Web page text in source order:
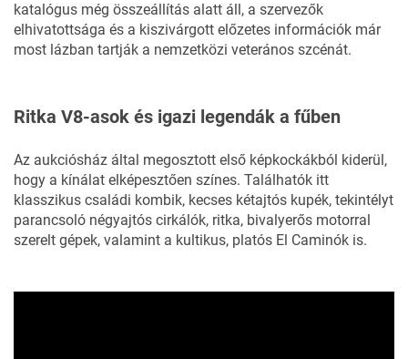
katalógus még összeállítás alatt áll, a szervezők
elhivatottsága és a kiszivárgott előzetes információk már
most lázban tartják a nemzetközi veterános szcénát.
Ritka V8-asok és igazi legendák a fűben
Az aukciósház által megosztott első képkockákból kiderül,
hogy a kínálat elképesztően színes. Találhatók itt
klasszikus családi kombik, kecses kétajtós kupék, tekintélyt
parancsoló négyajtós cirkálók, ritka, bivalyerős motorral
szerelt gépek, valamint a kultikus, platós El Caminók is.